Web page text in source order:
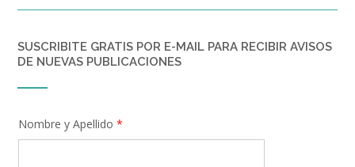
SUSCRIBITE GRATIS POR E-MAIL PARA RECIBIR AVISOS
DE NUEVAS PUBLICACIONES
Nombre y Apellido *